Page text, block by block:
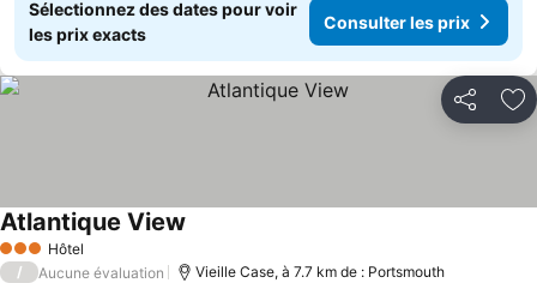
Sélectionnez des dates pour voir
les prix exacts
Consulter les prix
Partager
3 ÉtoilesHôtel
Atlantique View
/ Aucune évaluation Vieille Case, à 7.7 km de : Portsmouth